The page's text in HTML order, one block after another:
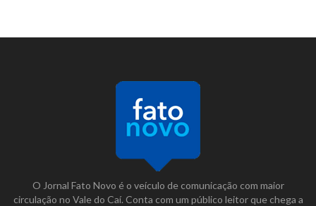
O Jornal Fato Novo é o veículo de comunicação com maior
circulação no Vale do Caí. Conta com um público leitor que chega a